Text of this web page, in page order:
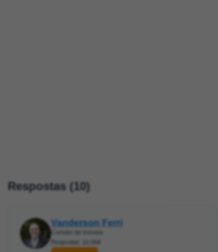
Respostas (10)
Vanderson Ferri
Corretor de imóveis
Respostas: 10.068